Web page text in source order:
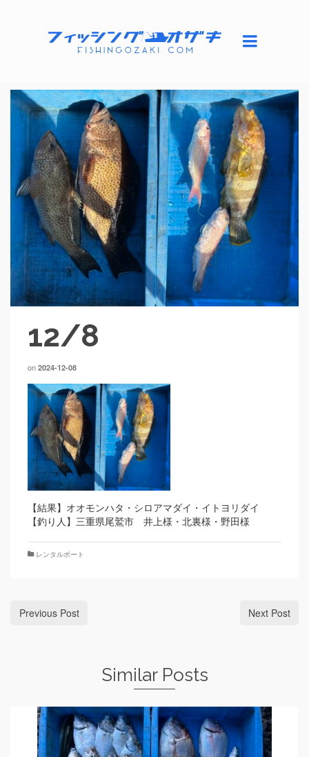
12/8
on 2024-12-08
【結果】オオモンハタ・シロアマダイ・イトヨリダイ
【釣り人】三重県尾鷲市 井上様・北裏様・野田様
レンタルボート
Previous Post Next Post
Similar Posts